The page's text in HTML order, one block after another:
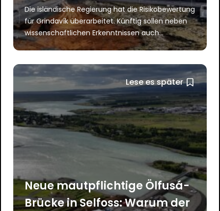
Die isländische Regierung hat die Risikobewertung
für Grindavík überarbeitet. Künftig sollen neben
wissenschaftlichen Erkenntnissen auch...
Lese es später
Neue mautpflichtige Ölfusá-
Brücke in Selfoss: Warum der